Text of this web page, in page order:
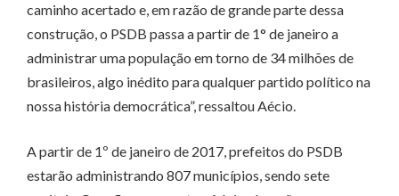
caminho acertado e, em razão de grande parte dessa
construção, o PSDB passa a partir de 1° de janeiro a
administrar uma população em torno de 34 milhões de
brasileiros, algo inédito para qualquer partido político na
nossa história democrática”, ressaltou Aécio.
A partir de 1º de janeiro de 2017, prefeitos do PSDB
estarão administrando 807 municípios, sendo sete